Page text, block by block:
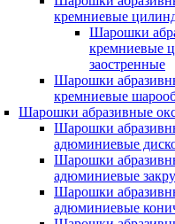
кремниевые
Шарошки
кремниевые
заостренные
Шарошки
кремниевые
Шарошки абразивные
Шарошки
адюминиевые
Шарошки
адюминиевые
Шарошки
адюминиевые